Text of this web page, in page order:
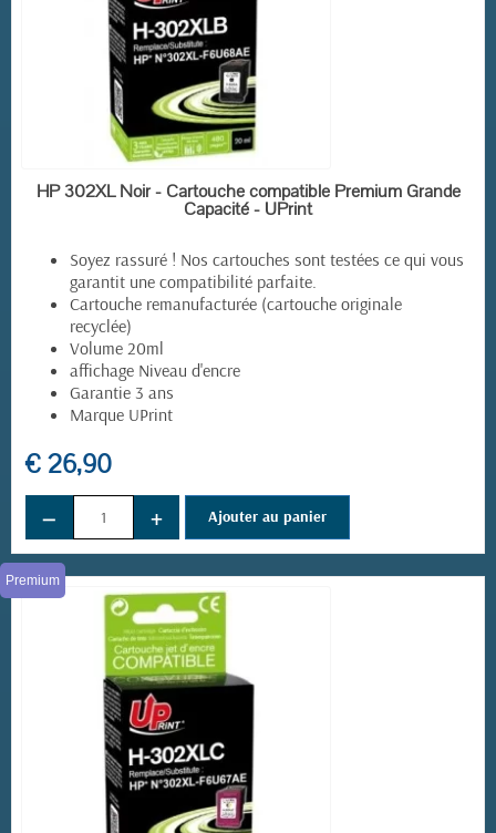
(3 avis)
EN STOCK
HP 302XL Noir - Cartouche compatible Premium Grande
Capacité - UPrint
Soyez rassuré ! Nos cartouches sont testées ce qui vous
garantit une compatibilité parfaite.
Cartouche remanufacturée (cartouche originale
recyclée)
Volume 20ml
affichage Niveau d'encre
Garantie 3 ans
Marque UPrint
€ 26,90
− + Ajouter au panier
Premium